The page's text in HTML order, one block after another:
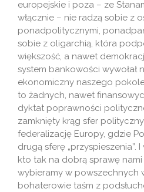
europejskie i poza – ze
włącznie – nie radzą sobie z
ponadpolitycznymi,
sobie z oligarchią, która
większość, a nawet
system bankowości wywołał
ekonomiczny naszego
to żadnych, nawet
dyktat poprawności
zamknięty krąg sfer
federalizację Europy, gdzie
drugą sferę „przyspieszenia”.
kto tak na dobrą sprawę
wybieramy w powszechnych
bohaterowie taśm z